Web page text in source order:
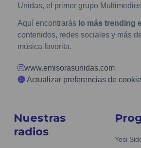
Unidas, el primer grupo
Aquí encontrarás lo más trending
contenidos, redes sociales y más
música favorita.
www.emisorasunidas.com
Actualizar preferencias de
Nuestras
radios
Yosi